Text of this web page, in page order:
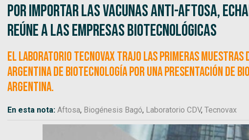
Por importar las vacunas anti-Aftosa,
reúne a las empresas biotecnológicas
El laboratorio Tecnovax trajo las primeras muestras
Argentina de Biotecnología por una presentación de
Argentina.
En esta nota: Aftosa, Biogénesis Bagó, Laboratorio CDV, Tecnovax